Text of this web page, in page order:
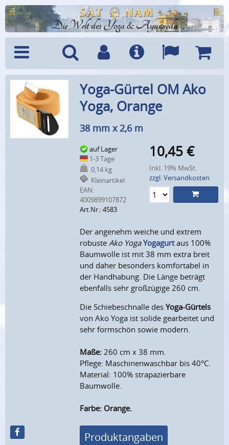
Die Welt des Yoga & Ayurveda
Menü SucheBenutzerkonto
Info Sprachen
Yoga-Gürtel OM Ako
Yoga, Orange
38 mm x 2,6 m
auf Lager
1-3 Tage
0,14 kg
Kleinartikel
EAN:
4009899107872
Art.Nr.: 4583
10,45 €
Inkl. 19% MwSt.
zzgl. Versandkosten
Der angenehm weiche und extrem
robusteAko Yoga Yogagurtaus 100%
Baumwolle ist mit 38 mm extra breit
und daher besonders komfortabel in
der Handhabung. Die Länge beträgt
ebenfalls sehr großzügige 260 cm.
Die Schiebeschnalle desYoga-Gürtels
von Ako Yoga ist solide gearbeitet und
sehr formschön sowie modern.
Maße: 260 cm x 38 mm.
Pflege: Maschinenwaschbar bis 40°C.
Material: 100% strapazierbare
Baumwolle.
Farbe: Orange.
Produktangaben